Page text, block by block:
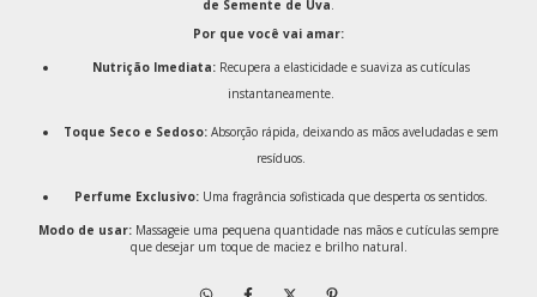
de Semente de Uva.
Por que você vai amar:
Nutrição Imediata:Recupera a elasticidade e suaviza as cutículas
instantaneamente.
Toque Seco e Sedoso:Absorção rápida, deixando as mãos aveludadas e sem
resíduos.
Perfume Exclusivo:Uma fragrância sofisticada que desperta os sentidos.
Modo de usar: Massageie uma pequena quantidade nas mãos e cutículas sempre
que desejar um toque de maciez e brilho natural.